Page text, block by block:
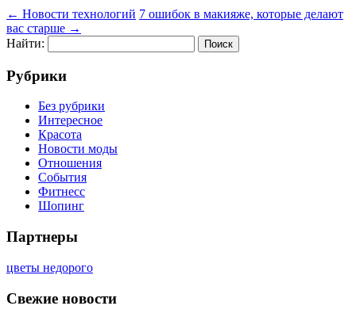
← Новости технологий 7 ошибок в макияже, которые делают
вас старше →
Найти:
Рубрики
Без рубрики
Интересное
Красота
Новости моды
Отношения
События
Фитнесс
Шопинг
Партнеры
цветы недорого
Свежие новости